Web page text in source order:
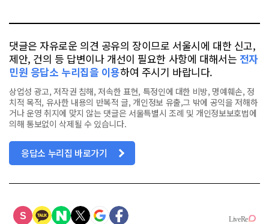
댓글은 자유로운 의견 공유의 장이므로 서울시에 대한 신고,
제안, 건의 등 답변이나 개선이 필요한 사항에 대해서는 전자
민원 응답소 누리집을 이용하여 주시기 바랍니다.
상업성 광고, 저작권 침해, 저속한 표현, 특정인에 대한 비방, 명예훼손, 정
치적 목적, 유사한 내용의 반복적 글, 개인정보 유출,그 밖에 공익을 저해하
거나 운영 취지에 맞지 않는 댓글은 서울특별시 조례 및 개인정보보호법에
의해 통보없이 삭제될 수 있습니다.
응답소 누리집 바로가기